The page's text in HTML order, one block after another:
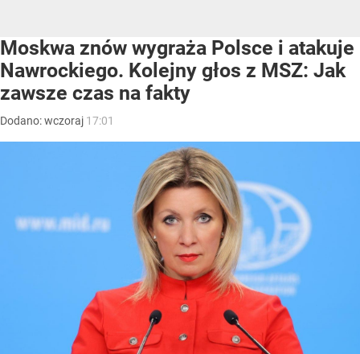
Moskwa znów wygraża Polsce i atakuje
Nawrockiego. Kolejny głos z MSZ: Jak
zawsze czas na fakty
Dodano:wczoraj 17:01